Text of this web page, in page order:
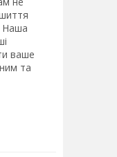
Наша
ваше
та